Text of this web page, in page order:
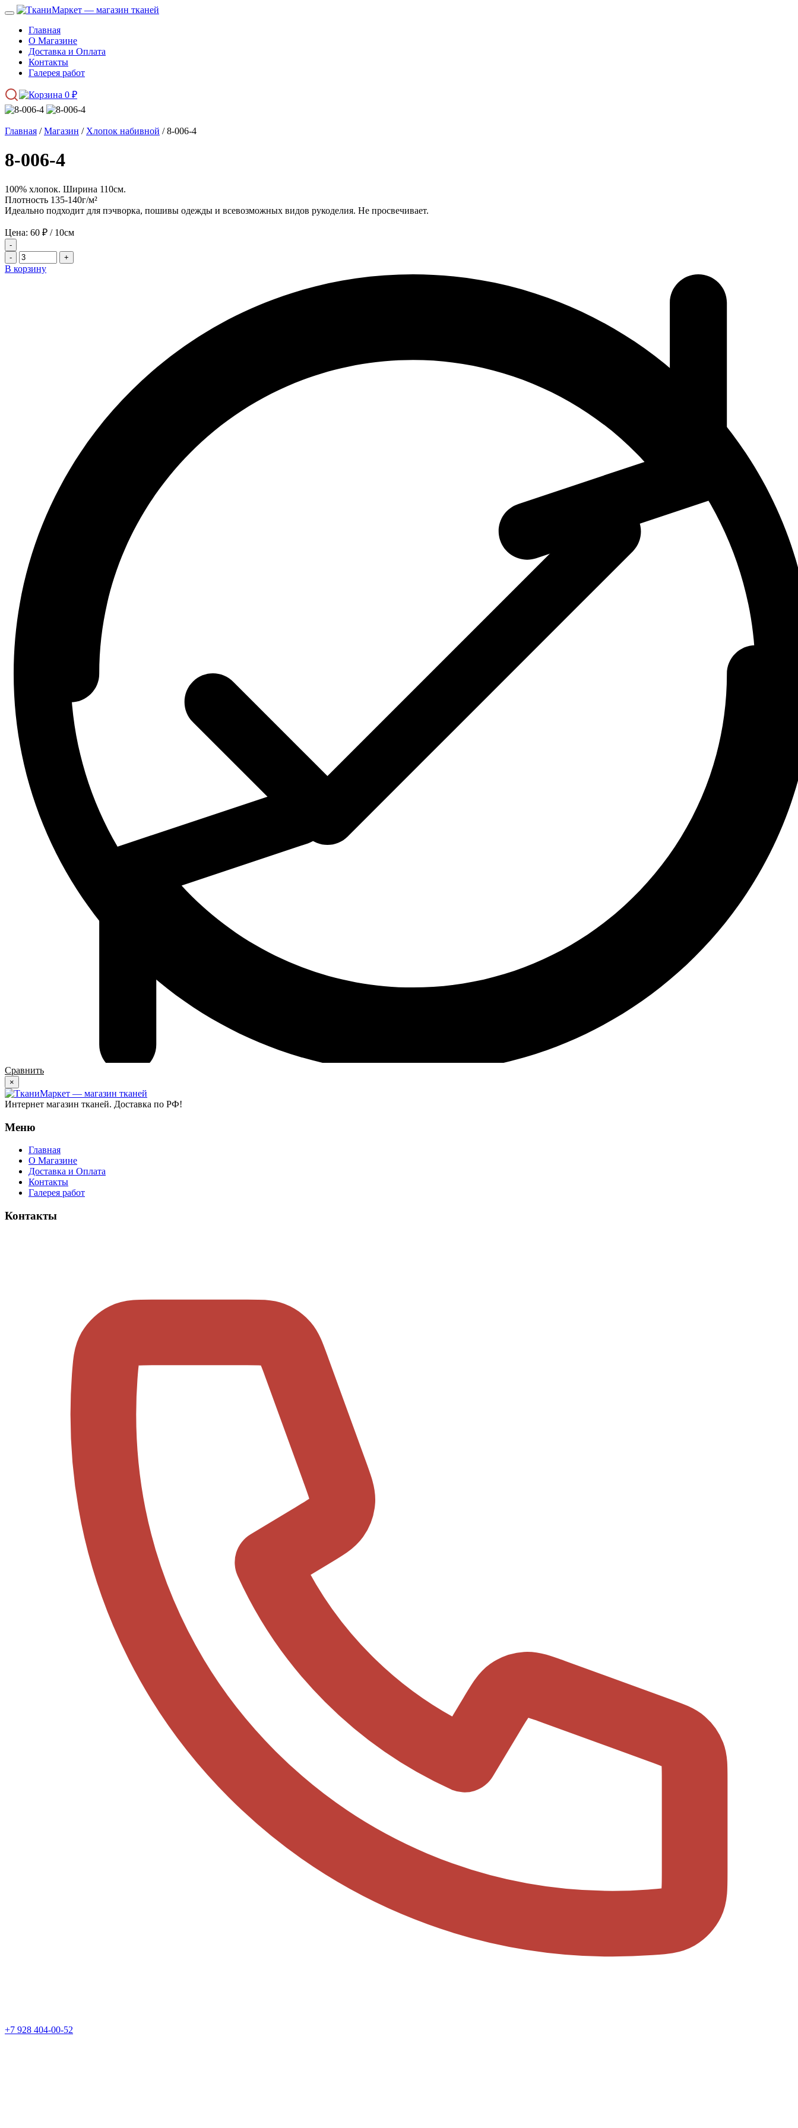
Главная
О Магазине
Доставка и Оплата
Контакты
Галерея работ
0 ₽
Главная /Магазин / Хлопок набивной / 8-006-4
8-006-4
100% хлопок. Ширина 110см.
Плотность 135-140г/м²
Идеально подходит для пэчворка, пошивы одежды и всевозможных видов рукоделия. Не просвечивает.
Цена: 60 ₽ / 10см
-
-
+
В корзину
Сравнить
×
Интернет магазин тканей. Доставка по РФ!
Меню
Главная
О Магазине
Доставка и Оплата
Контакты
Галерея работ
Контакты
+7 928 404-00-52